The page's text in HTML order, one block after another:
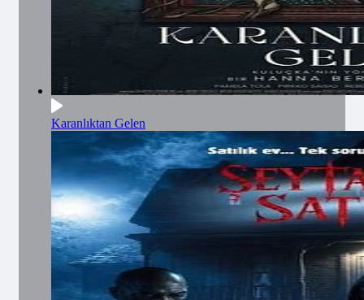
Karanlıktan Gelen